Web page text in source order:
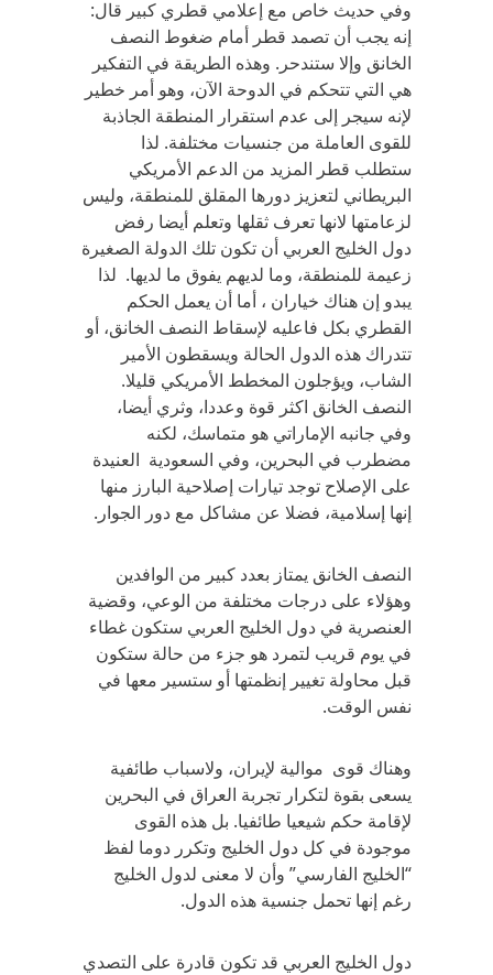
وفي حديث خاص مع إعلامي قطري كبير قال:
إنه يجب أن تصمد قطر أمام ضغوط النصف
الخانق وإلا ستندحر. وهذه الطريقة في التفكير
هي التي تتحكم في الدوحة الآن، وهو أمر خطير
لإنه سيجر إلى عدم استقرار المنطقة الجاذبة
للقوى العاملة من جنسيات مختلفة. لذا
ستطلب قطر المزيد من الدعم الأمريكي
البريطاني لتعزيز دورها المقلق للمنطقة، وليس
لزعامتها لانها تعرف ثقلها وتعلم أيضا رفض
دول الخليج العربي أن تكون تلك الدولة الصغيرة
زعيمة للمنطقة، وما لديهم يفوق ما لديها. لذا
يبدو إن هناك خياران ، أما أن يعمل الحكم
القطري بكل فاعليه لإسقاط النصف الخانق، أو
تتدراك هذه الدول الحالة ويسقطون الأمير
الشاب، ويؤجلون المخطط الأمريكي قليلا.
النصف الخانق اكثر قوة وعددا، وثري أيضا،
وفي جانبه الإماراتي هو متماسك، لكنه
مضطرب في البحرين، وفي السعودية العنيدة
على الإصلاح توجد تيارات إصلاحية البارز منها
إنها إسلامية، فضلا عن مشاكل مع دور الجوار.
النصف الخانق يمتاز بعدد كبير من الوافدين
وهؤلاء على درجات مختلفة من الوعي، وقضية
العنصرية في دول الخليج العربي ستكون غطاء
في يوم قريب لتمرد هو جزء من حالة ستكون
قبل محاولة تغيير إنظمتها أو ستسير معها في
نفس الوقت.
وهناك قوى موالية لإيران، ولاسباب طائفية
يسعى بقوة لتكرار تجربة العراق في البحرين
لإقامة حكم شيعيا طائفيا. بل هذه القوى
موجودة في كل دول الخليج وتكرر دوما لفظ
“الخليج الفارسي” وأن لا معنى لدول الخليج
رغم إنها تحمل جنسية هذه الدول.
دول الخليج العربي قد تكون قادرة على التصدي